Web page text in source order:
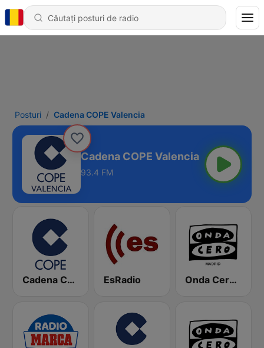
Posturi Cadena COPE Valencia
Cadena COPE Valencia
93.4 FM
Cadena COPE EsRadio Onda Cero Madrid